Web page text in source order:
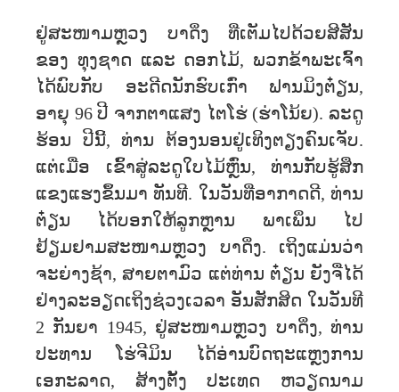
ຢູ່ສະໜາມຫຼວງ ບາດິ່ງ ທີ່ເຕັມໄປດ້ວຍສີສັນ
ຂອງ ທຸງຊາດ ແລະ ດອກໄມ້, ພວກຂ້າພະເຈົ້າ
ໄດ້ພົບກັບ ອະດີດນັກຮົບເກົ່າ ຟານມິງຕ໋ຽນ,
ອາຍຸ 96 ປີ ຈາກຕາແສງ ໄຕໂຮ່ (ຮ່າໂນ້ຍ). ລະດູ
ຮ້ອນ ປີນີ້, ທ່ານ ຕ້ອງນອນຢູ່ເທິງຕຽງຄົນເຈັບ.
ແຕ່ເມື່ອ ເຂົ້າສູ່ລະດູໃບໄມ້ຫຼົ່ນ, ທ່ານກັບຮູ້ສຶກ
ແຂງແຮງຂຶ້ນມາ ທັນທີ. ໃນວັນທີ່ອາກາດດີ, ທ່ານ
ຕ໋ຽນ ໄດ້ບອກໃຫ້ລູກຫຼານ ພາເພິ່ນ ໄປ
ຢ້ຽມຢາມສະໜາມຫຼວງ ບາດິ່ງ. ເຖິງແມ່ນວ່າ
ຈະຍ່າງຊ້າ, ສາຍຕາມົວ ແຕ່ທ່ານ ຕ໋ຽນ ຍັງຈື່ໄດ້
ຢ່າງລະອຽດເຖິງຊ່ວງເວລາ ອັນສັກສິດ ໃນວັນທີ
2 ກັນຍາ 1945, ຢູ່ສະໜາມຫຼວງ ບາດິ່ງ, ທ່ານ
ປະທານ ໂຮ່ຈີມິນ ໄດ້ອ່ານບົດຖະແຫຼງການ
ເອກະລາດ, ສ້າງຕັ້ງ ປະເທດ ຫວຽດນາມ